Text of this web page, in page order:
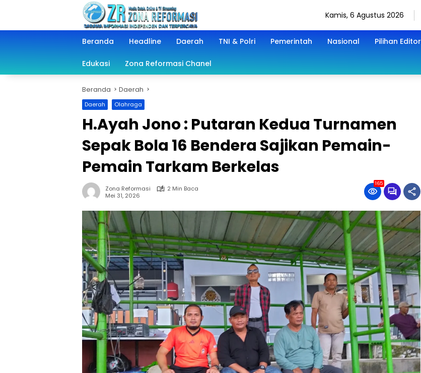
Kamis, 6 Agustus 2026
Beranda Headline Daerah TNI & Polri Pemerintah Nasional Pilihan Editor
Edukasi Zona Reformasi Chanel
Beranda Daerah
Daerah Olahraga
H.Ayah Jono : Putaran Kedua Turnamen
Sepak Bola 16 Bendera Sajikan Pemain-
Pemain Tarkam Berkelas
Zona Reformasi
2 Min Baca
Mei 31, 2026
165